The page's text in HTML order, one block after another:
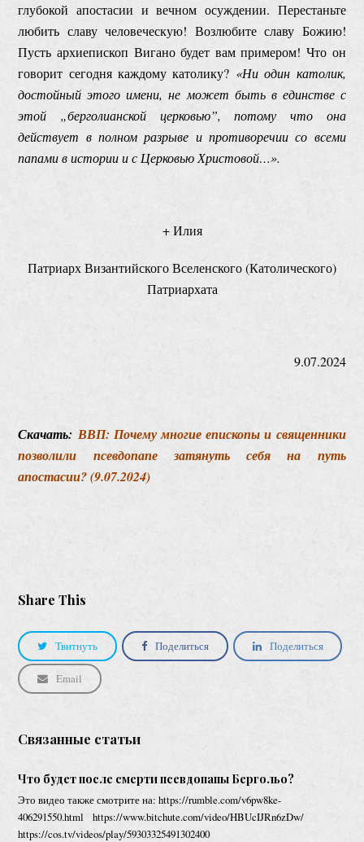
глубокой апостасии и вечном осуждении. Перестаньте
любить славу человеческую! Возлюбите славу Божию!
Пусть архиепископ Вигано будет вам примером! Что он
говорит сегодня каждому католику? «Ни один католик,
достойный этого имени, не может быть в единстве с
этой „берголианской церковью”, потому что она
действует в полном разрыве и противоречии со всеми
папами в истории и с Церковью Христовой…».
+ Илия
Патриарх Византийского Вселенского (Католического)
Патриархата
9.07.2024
Скачать: ВВП: Почему многие епископы и священники
позволили псевдопапе затянуть себя на путь
апостасии? (9.07.2024)
Share This
Твитнуть Поделиться Поделиться
Email
Связанные статьи
Что будет после смерти псевдопапы Бергольо?
Это видео также смотрите на: https://rumble.com/v6pw8ke-
406291550.html https://www.bitchute.com/video/HBUcIJRn6zDw/
https://cos.tv/videos/play/59303325491302400